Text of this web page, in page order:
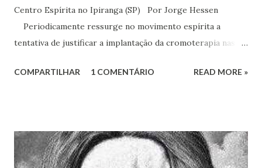
Centro Espírita no Ipiranga (SP) Por Jorge Hessen
Periodicamente ressurge no movimento espírita a
tentativa de justificar a implantação da cromoterapia nas
Joanna de Ângelis, especialmente na obra Plenitude .
Joanna de Ângelis menciona a helioterapia e faz alusões à
cromoterapia no contexto da preservação da saúde física e
COMPARTILHAR 1 COMENTÁRIO READ MORE »